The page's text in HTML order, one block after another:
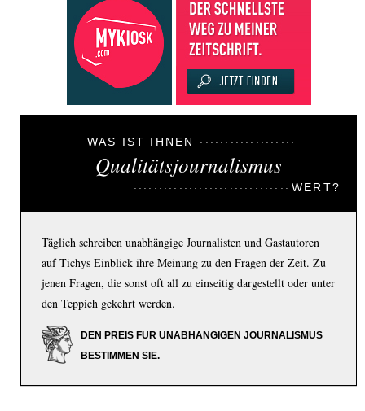
WAS IST IHNEN
Qualitätsjournalismus
WERT?
Täglich schreiben unabhängige Journalisten und Gastautoren
auf Tichys Einblick ihre Meinung zu den Fragen der Zeit. Zu
jenen Fragen, die sonst oft all zu einseitig dargestellt oder unter
den Teppich gekehrt werden.
DEN PREIS FÜR UNABHÄNGIGEN JOURNALISMUS
BESTIMMEN SIE.